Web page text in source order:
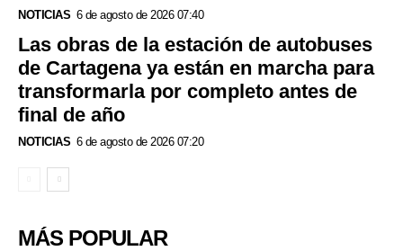
NOTICIAS 6 de agosto de 2026 07:40
Las obras de la estación de autobuses
de Cartagena ya están en marcha para
transformarla por completo antes de
final de año
NOTICIAS 6 de agosto de 2026 07:20
MÁS POPULAR